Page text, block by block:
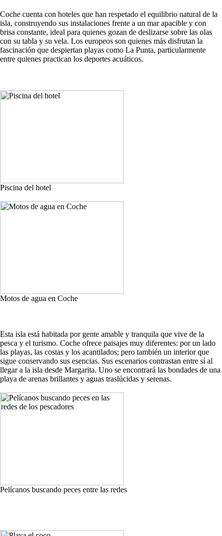
Coche cuenta con hoteles que han respetado el equilibrio natural de la
isla, construyendo sus instalaciones frente a un mar apacible y con
brisa constante, ideal para quienes gozan de deslizarse sobre las olas
con su tabla y su vela. Los europeos son quienes más disfrutan la
fascinación que despiertan playas como La Punta, particularmente
entre quienes practican los deportes acuáticos.
Piscina del hotel
Motos de agua en Coche
Esta isla está habitada por gente amable y tranquila que vive de la
pesca y el turismo. Coche ofrece paisajes muy diferentes: por un lado
las playas, las costas y los acantilados; pero también un interior que
sigue conservando sus esencias. Sus escenarios contrastan entre sí al
llegar a la isla desde Margarita. Uno se encontrará las bondades de una
playa de arenas brillantes y aguas traslúcidas y serenas.
Pelícanos buscando peces entre las redes